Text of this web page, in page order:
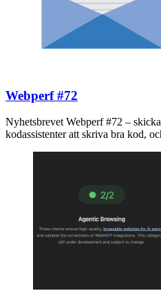
Webperf #72
Nyhetsbrevet Webperf #72 –
kodassistenter att skriva bra kod,